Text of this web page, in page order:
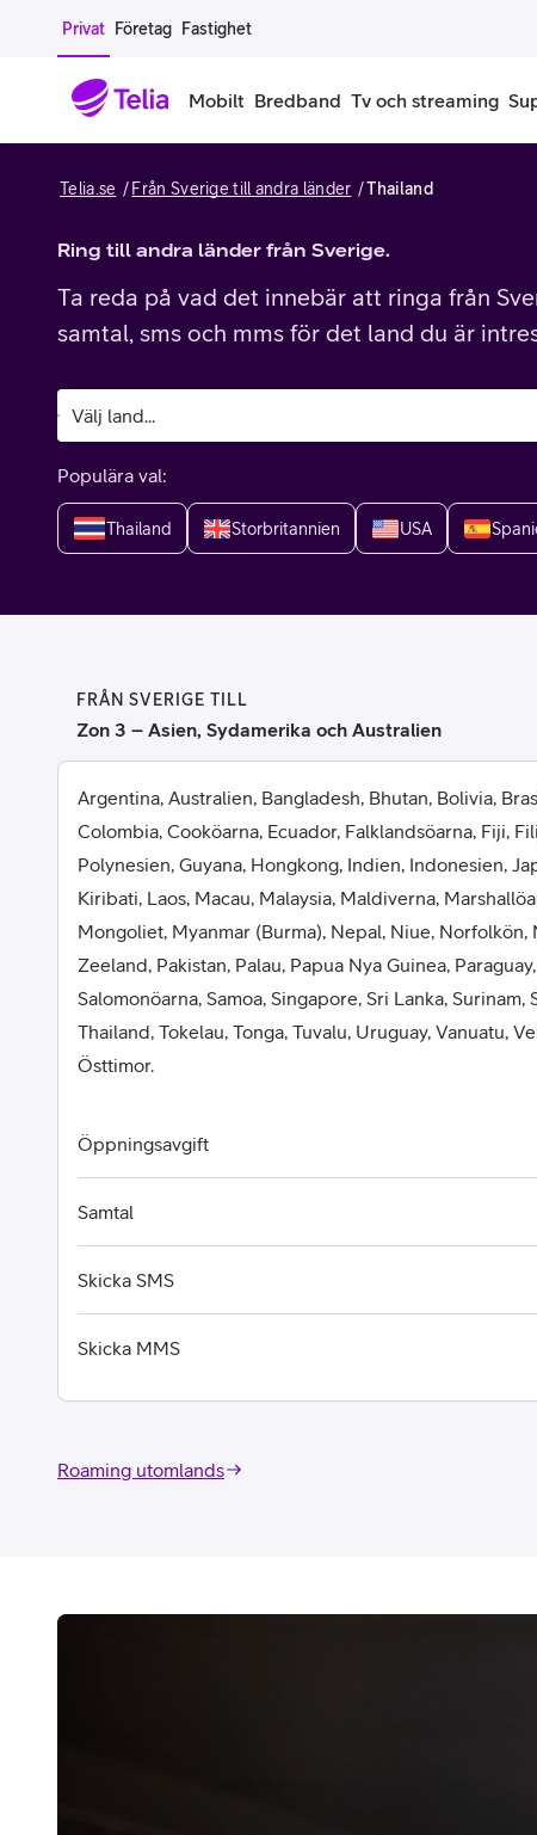
Gå till sidans innehåll
Privat Företag Fastighet
Mobilt
Mobiltelefoner
iPhone
Samsung Galaxy
Alla mobiltelefoner
Begagnade mobiltelefoner
Billiga mobiltelefoner
Hörlurar
Apple Watch
Samsung Galaxy Watch
Alla smartwatches
4G/5G
Wifi
Tillbehör
Bredband Tv och streaming
Telia.se Från Sverige till andra länder Thailand
Ring till andra länder från Sverige.
Ta reda på vad det innebär att ringa från
samtal, sms och mms för det land du är
Populära val:
Thailand Storbritannien USA
FRÅN SVERIGE TILL
Zon 3 – Asien, Sydamerika och Australien
Argentina, Australien, Bangladesh, Bhutan, Bolivia,
Colombia, Cooköarna, Ecuador, Falklandsöarna, Fiji,
Polynesien, Guyana, Hongkong, Indien, Indonesien,
Kiribati, Laos, Macau, Malaysia, Maldiverna,
Mongoliet, Myanmar (Burma), Nepal, Niue, Norfolkön,
Zeeland, Pakistan, Palau, Papua Nya Guinea,
Salomonöarna, Samoa, Singapore, Sri Lanka, Surinam,
Thailand, Tokelau, Tonga, Tuvalu, Uruguay, Vanuatu,
Östtimor.
Öppningsavgift
Samtal
Skicka SMS
Skicka MMS
Roaming utomlands